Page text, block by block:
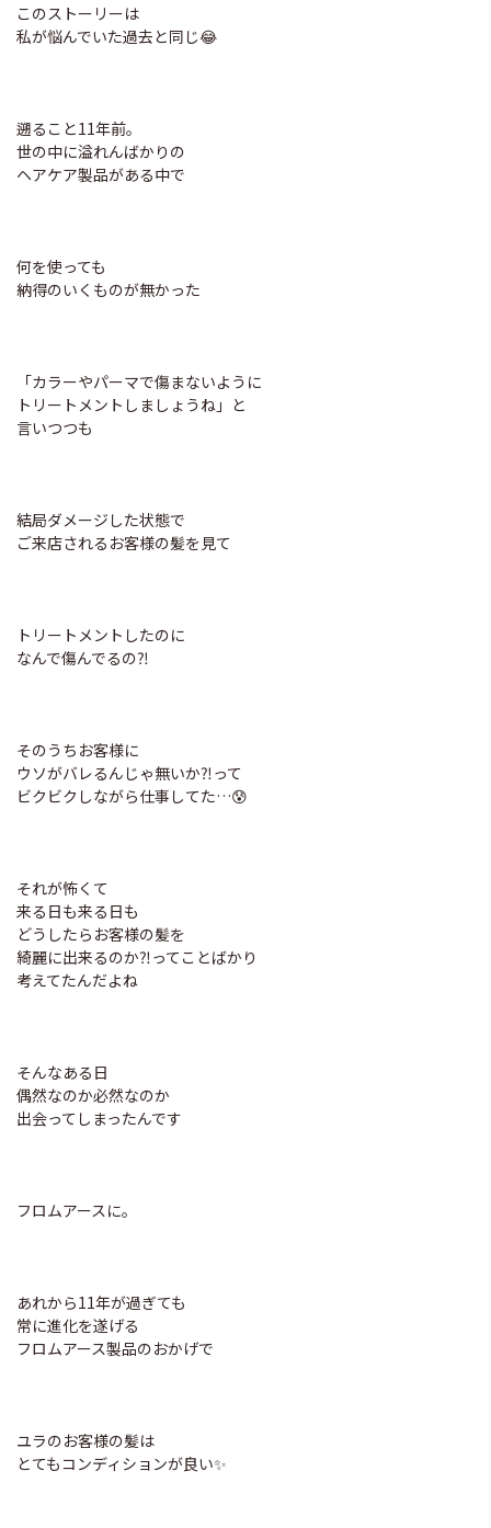
このストーリーは
私が悩んでいた過去と同じ😂
遡ること11年前。
世の中に溢れんばかりの
ヘアケア製品がある中で
何を使っても
納得のいくものが無かった
「カラーやパーマで傷まないように
トリートメントしましょうね」と
言いつつも
結局ダメージした状態で
ご来店されるお客様の髪を見て
トリートメントしたのに
なんで傷んでるの⁈
そのうちお客様に
ウソがバレるんじゃ無いか⁈って
ビクビクしながら仕事してた…😰
それが怖くて
来る日も来る日も
どうしたらお客様の髪を
綺麗に出来るのか⁈ってことばかり
考えてたんだよね
そんなある日
偶然なのか必然なのか
出会ってしまったんです
フロムアースに。
あれから11年が過ぎても
常に進化を遂げる
フロムアース製品のおかげで
ユラのお客様の髪は
とてもコンディションが良い✨